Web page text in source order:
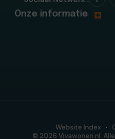
Onze informatie
© 2026 Vivawonen.nl.
Website Index